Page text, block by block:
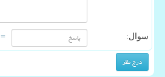
سوال: = ۴ بعلاوه ۴